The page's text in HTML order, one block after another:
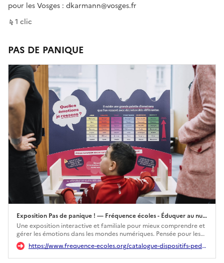
pour les Vosges : dkarmann@vosges.fr
1 clic
sur ce lien
PAS DE PANIQUE
Exposition Pas de panique ! — Fréquence écoles - Éduquer au numérique
Ouverture dans un nouvel onglet
Une exposition interactive et familiale pour mieux comprendre et
gérer les émotions dans les mondes numériques. Pensée pour les
enfants de 6 à 10 ans et leurs parents, elle favorise l’échange, la
réflexion et l’apprentissage de la régulation.
https://www.frequence-ecoles.org/catalogue-dispositifs-pedagogiques/p/expo-pas-de-panique